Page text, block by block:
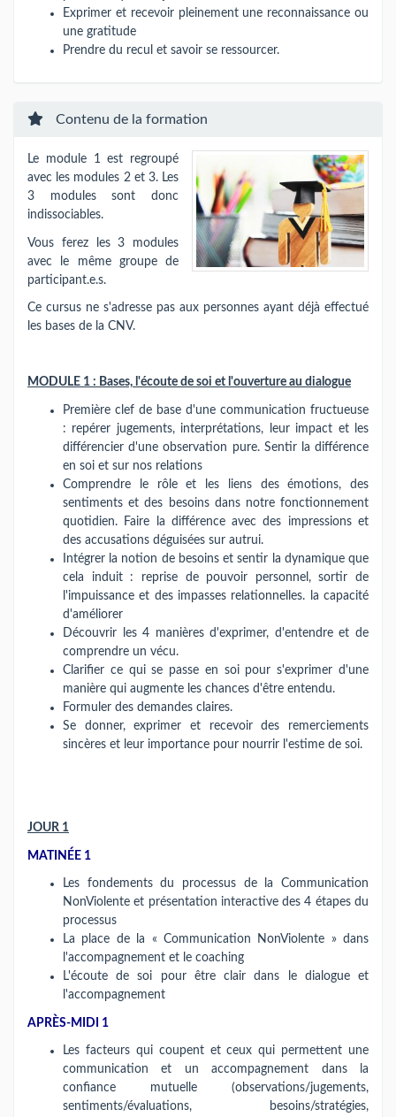
Exprimer et recevoir pleinement une reconnaissance ou
une gratitude
Prendre du recul et savoir se ressourcer.
Contenu de la formation
Le module 1 est regroupé
avec les modules 2 et 3. Les
3 modules sont donc
indissociables.
Vous ferez les 3 modules
avec le même groupe de
participant.e.s.
Ce cursus ne s'adresse pas aux personnes ayant déjà effectué
les bases de la CNV.
MODULE 1 : Bases, l'écoute de soi et l'ouverture au dialogue
Première clef de base d'une communication fructueuse
: repérer jugements, interprétations, leur impact et les
différencier d'une observation pure. Sentir la différence
en soi et sur nos relations
Comprendre le rôle et les liens des émotions, des
sentiments et des besoins dans notre fonctionnement
quotidien. Faire la différence avec des impressions et
des accusations déguisées sur autrui.
Intégrer la notion de besoins et sentir la dynamique que
cela induit : reprise de pouvoir personnel, sortir de
l'impuissance et des impasses relationnelles. la capacité
d'améliorer
Découvrir les 4 manières d'exprimer, d'entendre et de
comprendre un vécu.
Clarifier ce qui se passe en soi pour s'exprimer d'une
manière qui augmente les chances d'être entendu.
Formuler des demandes claires.
Se donner, exprimer et recevoir des remerciements
sincères et leur importance pour nourrir l'estime de soi.
JOUR 1
MATINÉE 1
Les fondements du processus de la Communication
NonViolente et présentation interactive des 4 étapes du
processus
La place de la « Communication NonViolente » dans
l'accompagnement et le coaching
L'écoute de soi pour être clair dans le dialogue et
l'accompagnement
APRÈS-MIDI 1
Les facteurs qui coupent et ceux qui permettent une
communication et un accompagnement dans la
confiance mutuelle (observations/jugements,
sentiments/évaluations, besoins/stratégies,